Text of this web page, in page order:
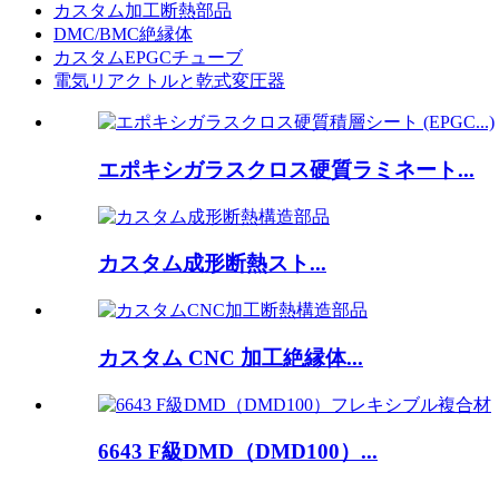
カスタム加工断熱部品
DMC/BMC絶縁体
カスタムEPGCチューブ
電気リアクトルと乾式変圧器
エポキシガラスクロス硬質ラミネート...
カスタム成形断熱スト...
カスタム CNC 加工絶縁体...
6643 F級DMD（DMD100）...